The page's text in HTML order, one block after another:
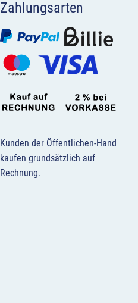
Zahlungsarten
Kunden der Öffentlichen-Hand
kaufen grundsätzlich auf
Rechnung.